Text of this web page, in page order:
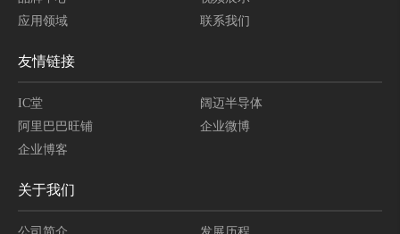
应用领域
联系我们
友情链接
IC堂
阔迈半导体
阿里巴巴旺铺
企业微博
企业博客
关于我们